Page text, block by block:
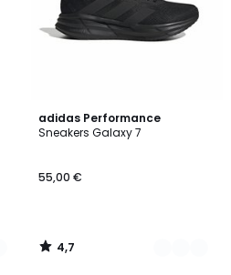
adidas Performance
Sneakers Galaxy 7
55,00 €
4,7
/ 5
2
Farben
4,7
/